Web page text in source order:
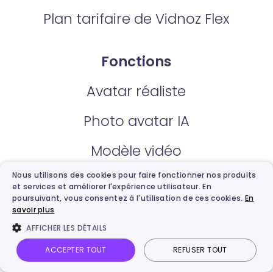
Plan tarifaire de Vidnoz Flex
Fonctions
Avatar réaliste
Photo avatar IA
Modèle vidéo
Avatar produit IA
Générateur vidéo IA gratuit
Avatar personnalisé IA
Vidnoz AI Image en vidéo Connexion
Nous utilisons des cookies pour faire fonctionner nos produits
et services et améliorer l'expérience utilisateur. En
poursuivant, vous consentez à l'utilisation de ces cookies. En
savoir plus
AFFICHER LES DÉTAILS
ACCEPTER TOUT REFUSER TOUT